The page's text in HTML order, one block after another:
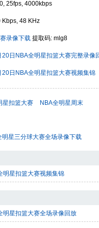
25fps, 4000kbps
Kbps, 48 KHz
录像下载 提取码: mlg8
日NBA全明星扣篮大赛完整录像
日NBA全明星扣篮大赛视频集锦
星扣篮大赛 NBA全明星周末
星三分球大赛全场录像下载
星扣篮大赛视频集锦
星扣篮大赛全场录像回放